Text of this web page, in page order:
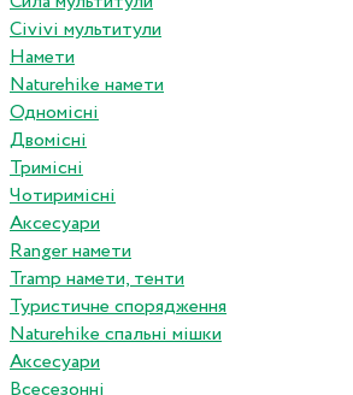
Civivi мультитули
Намети
Naturehike намети
Одномісні
Двомісні
Тримісні
Чотиримісні
Аксесуари
Ranger намети
Tramp намети, тенти
Туристичне спорядження
Naturehike спальні мішки
Аксесуари